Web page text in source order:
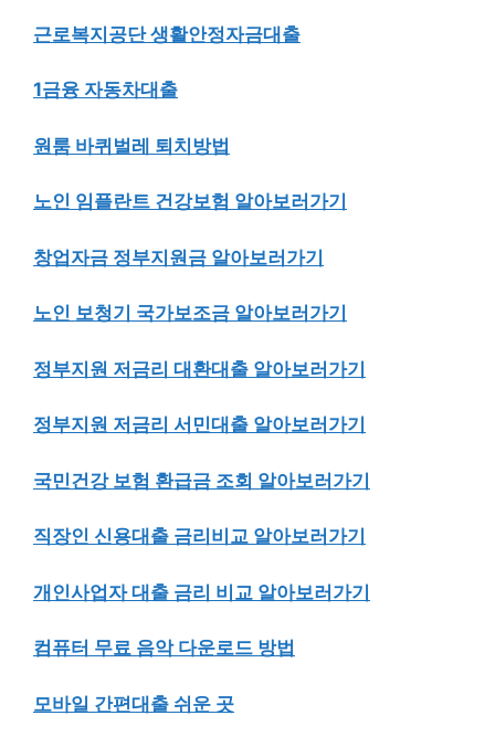
근로복지공단 생활안정자금대출
1금융 자동차대출
원룸 바퀴벌레 퇴치방법
노인 임플란트 건강보험 알아보러가기
창업자금 정부지원금 알아보러가기
노인 보청기 국가보조금 알아보러가기
정부지원 저금리 대환대출 알아보러가기
정부지원 저금리 서민대출 알아보러가기
국민건강 보험 환급금 조회 알아보러가기
직장인 신용대출 금리비교 알아보러가기
개인사업자 대출 금리 비교 알아보러가기
컴퓨터 무료 음악 다운로드 방법
모바일 간편대출 쉬운 곳